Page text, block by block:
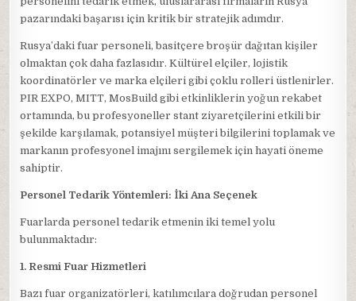
pazarındaki başarısı için kritik bir stratejik adımdır.
Rusya’daki fuar personeli, basitçere broşür dağıtan kişiler
olmaktan çok daha fazlasıdır. Kültürel elçiler, lojistik
koordinatörler ve marka elçileri gibi çoklu rolleri üstlenirler.
PIR EXPO, MITT, MosBuild gibi etkinliklerin yoğun rekabet
ortamında, bu profesyoneller stant ziyaretçilerini etkili bir
şekilde karşılamak, potansiyel müşteri bilgilerini toplamak ve
markanın profesyonel imajını sergilemek için hayati öneme
sahiptir.
Personel Tedarik Yöntemleri: İki Ana Seçenek
Fuarlarda personel tedarik etmenin iki temel yolu
bulunmaktadır:
1. Resmi Fuar Hizmetleri
Bazı fuar organizatörleri, katılımcılara doğrudan personel